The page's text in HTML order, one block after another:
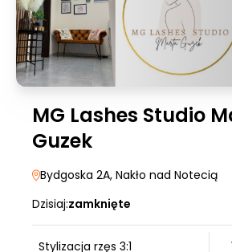
MG Lashes Studio
Guzek
Bydgoska 2A, Nakło nad Notecią
Dzisiaj:zamknięte
Stylizacja rzęs 3:1